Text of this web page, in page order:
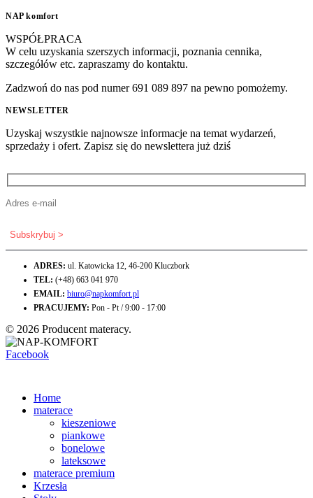
NAP komfort
WSPÓŁPRACA
W celu uzyskania szerszych informacji, poznania cennika,
szczegółów etc. zapraszamy do kontaktu.
Zadzwoń do nas pod numer 691 089 897 na pewno pomożemy.
NEWSLETTER
Uzyskaj wszystkie najnowsze informacje na temat wydarzeń,
sprzedaży i ofert. Zapisz się do newslettera już dziś
ADRES: ul. Katowicka 12, 46-200 Kluczbork
TEL: (+48) 663 041 970
EMAIL: biuro@napkomfort.pl
PRACUJEMY: Pon - Pt / 9:00 - 17:00
© 2026 Producent materacy.
Facebook
Home
materace
kieszeniowe
piankowe
bonelowe
lateksowe
materace premium
Krzesła